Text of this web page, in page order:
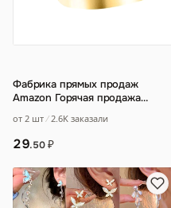
Фабрика прямых продаж
Amazon Горячая продажа
повязка
от 2 шт 2.6K заказали
29.50₽